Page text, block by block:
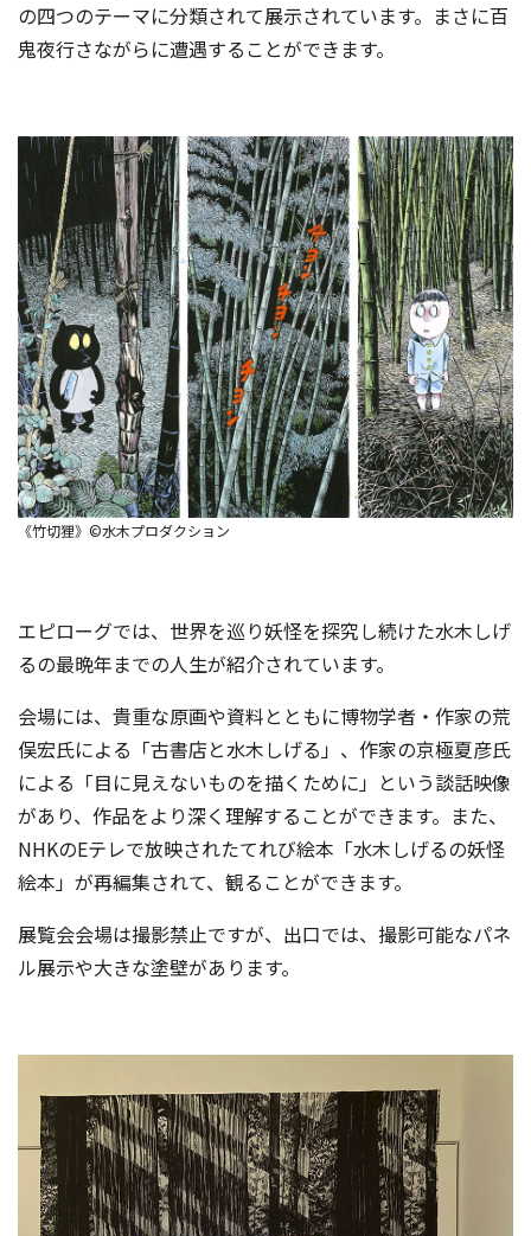
の四つのテーマに分類されて展示されています。まさに百
鬼夜行さながらに遭遇することができます。
《竹切狸》©水木プロダクション
エピローグでは、世界を巡り妖怪を探究し続けた水木しげ
るの最晩年までの人生が紹介されています。
会場には、貴重な原画や資料とともに博物学者・作家の荒
俣宏氏による「古書店と水木しげる」、作家の京極夏彦氏
による「目に見えないものを描くために」という談話映像
があり、作品をより深く理解することができます。また、
NHKのEテレで放映されたてれび絵本「水木しげるの妖怪
絵本」が再編集されて、観ることができます。
展覧会会場は撮影禁止ですが、出口では、撮影可能なパネ
ル展示や大きな塗壁があります。